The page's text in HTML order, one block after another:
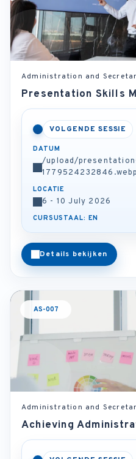
Administration and
Presentation Skills
VOLGENDE SESSIE
DATUM
/upload/
1779524232846.webp
LOCATIE
6 - 10 July 2026
CURSUSTAAL: EN
Details bekijken
AS-007
Administration and
Achieving